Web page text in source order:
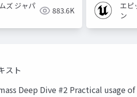
ズ ジャパ
883.6K
エピ
ン
スト
Deep Dive #2 Practical usage